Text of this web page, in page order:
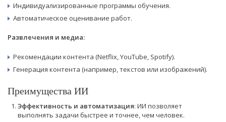
Индивидуализированные программы обучения.
Автоматическое оценивание работ.
Развлечения и медиа:
Рекомендации контента (Netflix, YouTube, Spotify).
Генерация контента (например, текстов или изображений).
Преимущества ИИ
Эффективность и автоматизация: ИИ позволяет
выполнять задачи быстрее и точнее, чем человек.